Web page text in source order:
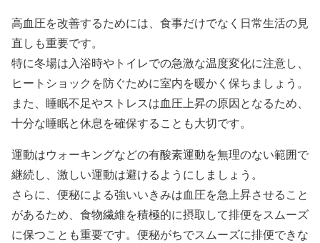
高血圧を改善するためには、食事だけでなく日常生活の見
直しも重要です。
特に冬場は入浴時やトイレでの急激な温度変化に注意し、
ヒートショックを防ぐために室内を暖かく保ちましょう。
また、睡眠不足やストレスは血圧上昇の原因となるため、
十分な睡眠と休息を確保することも大切です。
運動はウォーキングなどの有酸素運動を無理のない範囲で
継続し、激しい運動は避けるようにしましょう。
さらに、便秘による強いいきみは血圧を急上昇させること
があるため、食物繊維を積極的に摂取して排便をスムーズ
に保つことも重要です。便秘がちでスムーズに排便できな